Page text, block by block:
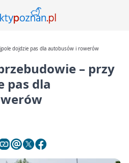
dojdzie pas dla autobusów i rowerów
– przy
pas dla